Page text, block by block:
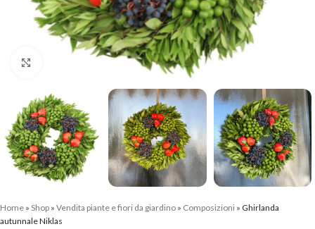
Clicca per ingrandire
Home » Shop » Vendita piante e fiori da giardino » Composizioni » Ghirlanda
autunnale Niklas